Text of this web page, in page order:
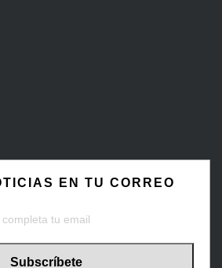
EN TU CORREO